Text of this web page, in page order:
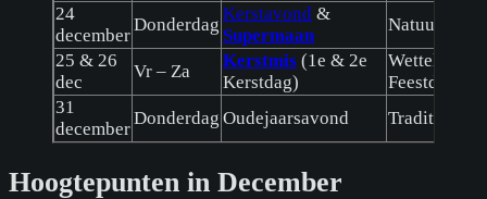
24
december
Donderdag
Kerstavond &
Supermaan
Natuur /
25 & 26
dec
Vr – Za
Kerstmis (1e & 2e
Kerstdag)
Wettelijke
Feestdag
31
december
Donderdag Oudejaarsavond Traditie
Hoogtepunten in December